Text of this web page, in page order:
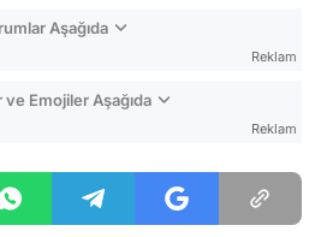
Aşağıda
Reklam
Emojiler Aşağıda
Reklam